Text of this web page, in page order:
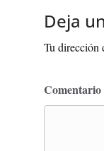
Deja
Tu dirección
Comentario